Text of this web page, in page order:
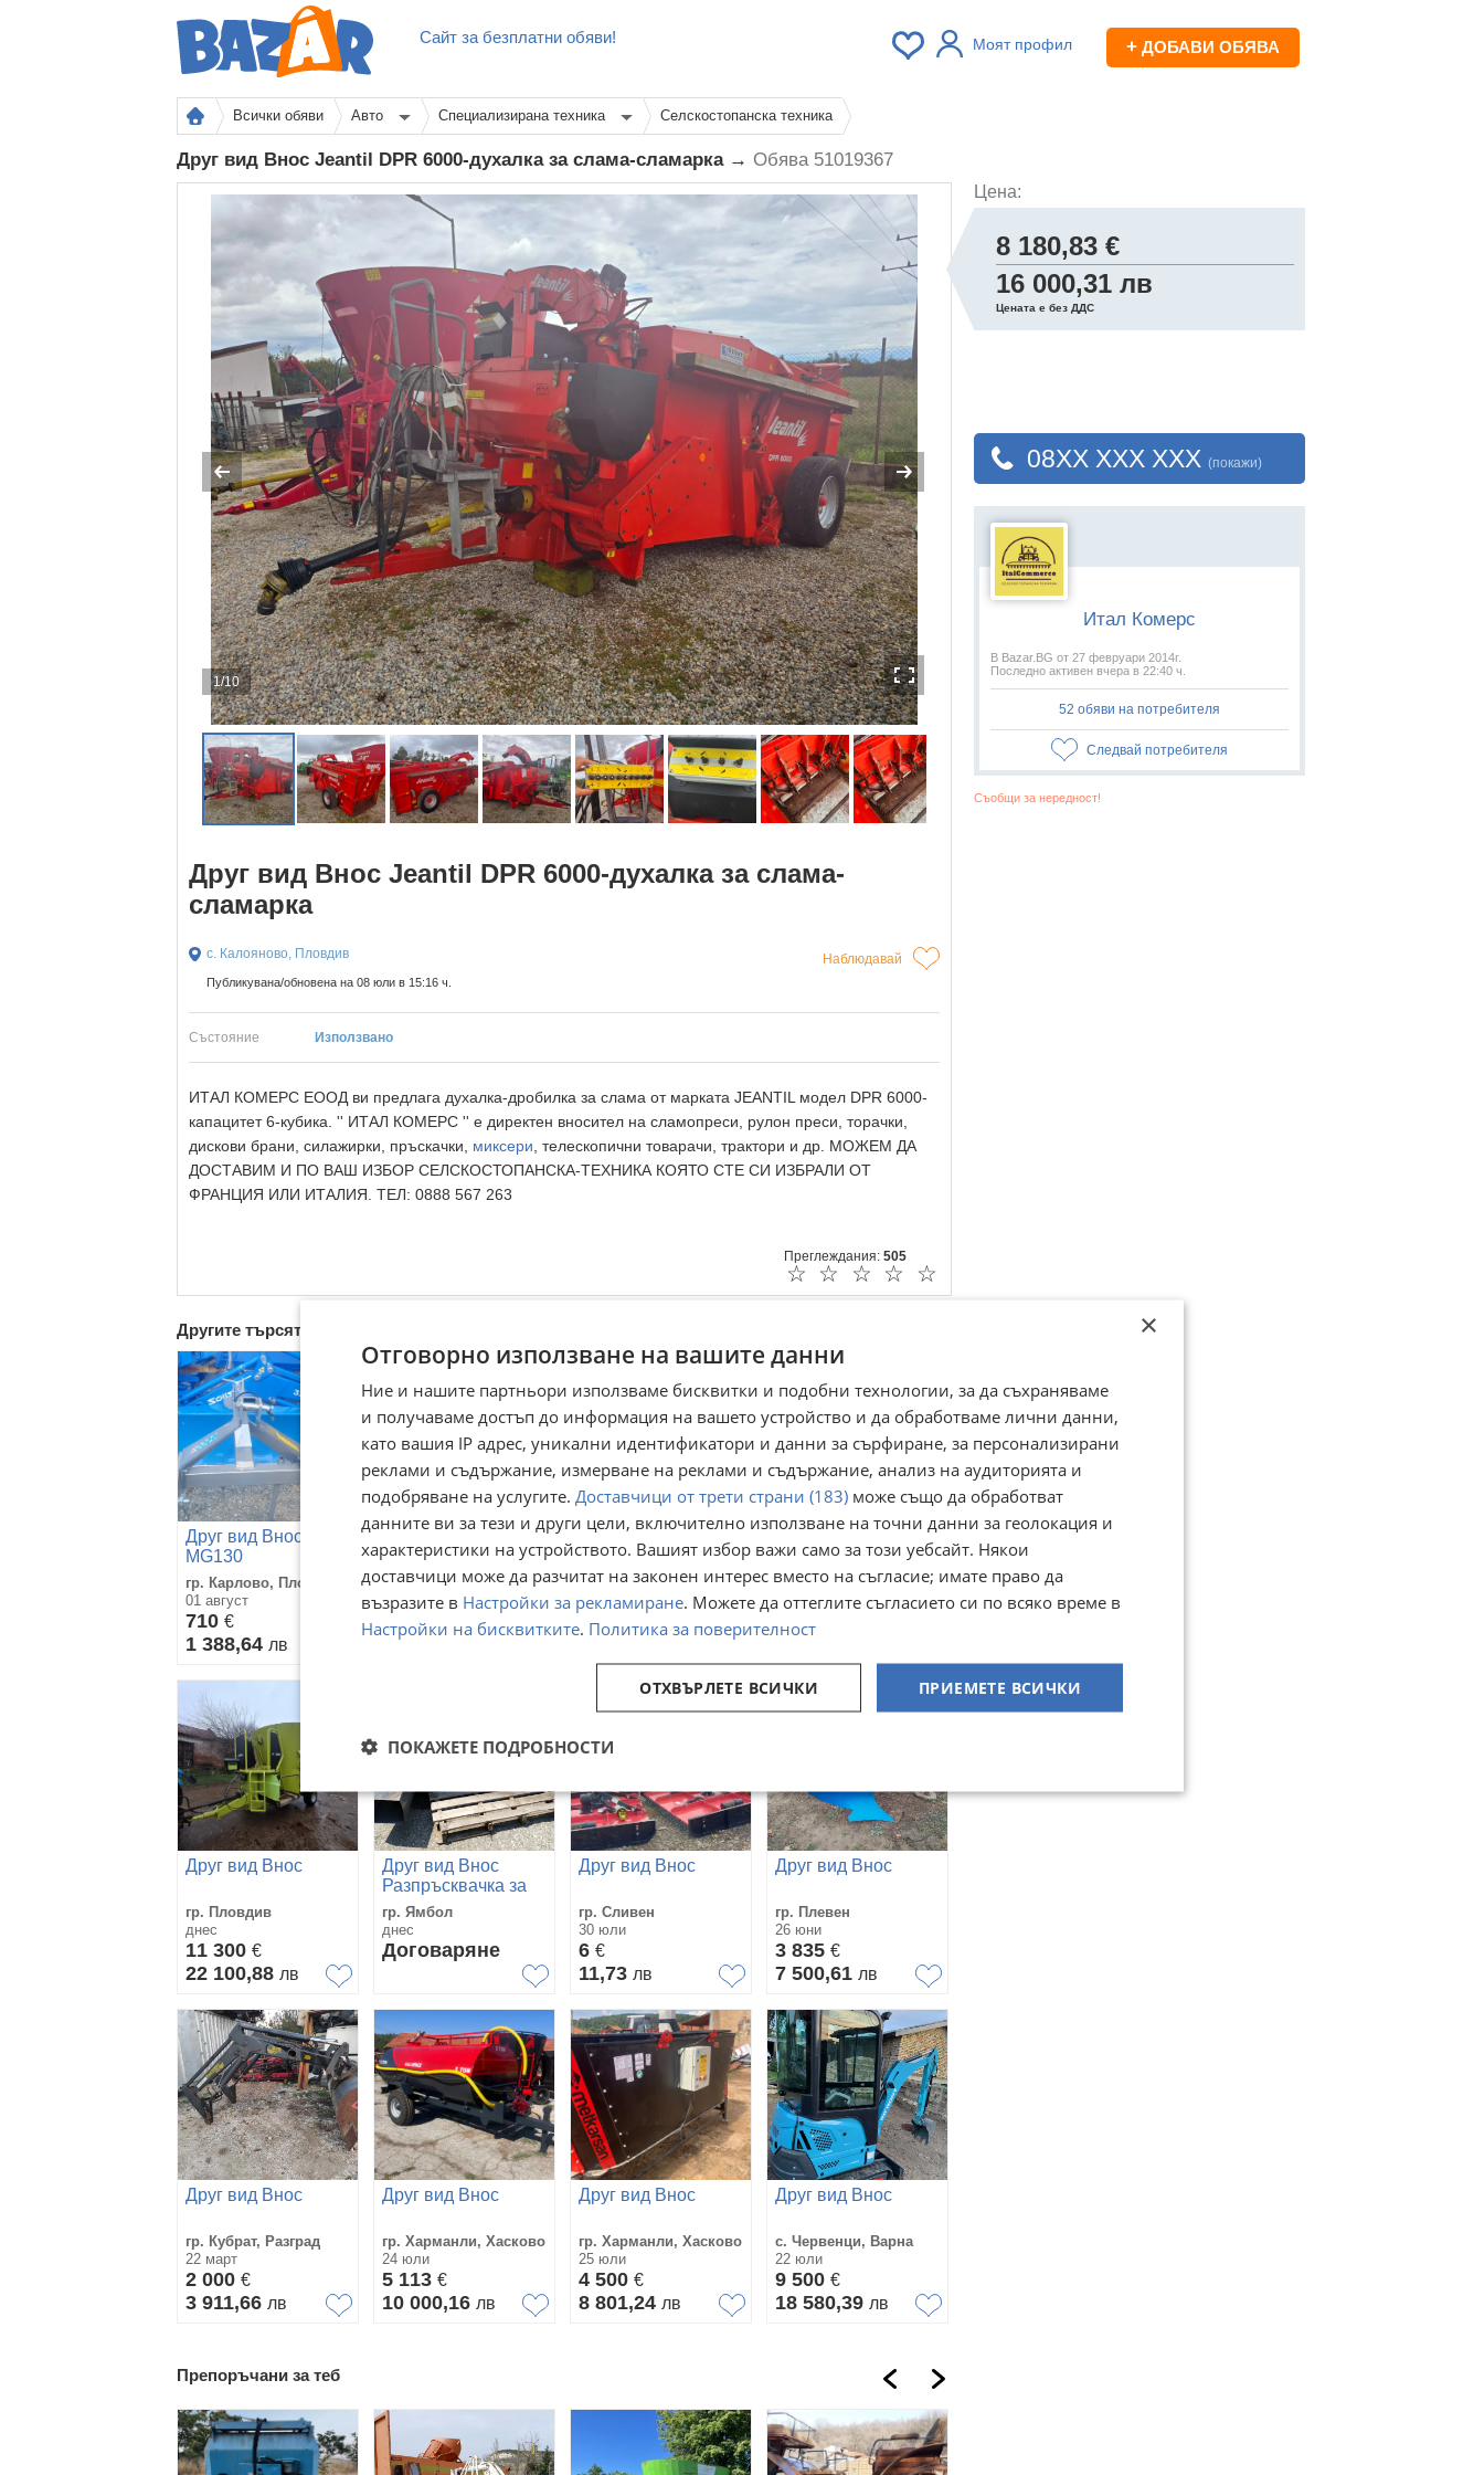
Сайт за безплатни обяви! Моят профил + ДОБАВИ ОБЯВА
Всички обяви Авто Специализирана техника Селскостопанска техника
Друг вид Внос Jeantil DPR 6000-духалка за слама-сламарка → Обява 51019367
1/10
Друг вид Внос Jeantil DPR 6000-духалка за слама-
сламарка
с. Калояново, Пловдив Наблюдавай
Публикувана/обновена на 08 юли в 15:16 ч.
Състояние Използвано
ИТАЛ КОМЕРС ЕООД ви предлага духалка-дробилка за слама от марката JEANTIL модел DPR 6000-
капацитет 6-кубика. '' ИТАЛ КОМЕРС '' е директен вносител на сламопреси, рулон преси, торачки,
дискови брани, силажирки, пръскачки, миксери , телескопични товарачи, трактори и др. МОЖЕМ ДА
ДОСТАВИМ И ПО ВАШ ИЗБОР СЕЛСКОСТОПАНСКА-ТЕХНИКА КОЯТО СТЕ СИ ИЗБРАЛИ ОТ
ФРАНЦИЯ ИЛИ ИТАЛИЯ. ТЕЛ: 0888 567 263
Преглеждания: 505
☆
☆
☆
☆
☆
Другите търсят също
Друг вид Внос
MG130
гр. Карлово, Пловдив
01 август
710 €
1 388,64 лв
Багерно устройство
гр. Карлово, Пловдив
01 август
3 200
6 258,66
Друг вид Внос
BONINO BE 400HD
гр. Вълчи дол, Варна
03 август
25 000
Обеззаразяваща
машина
ЛЬВIВАГРОМАШПРОЕКТ
с. Стожер, Добрич
04 август
Договаряне
Друг вид Внос
гр. Пловдив
днес
11 300 €
22 100,88 лв
Друг вид Внос
Разпръсквачка за
слама- CLAAS
580TT
гр. Ямбол
днес
Договаряне
Друг вид Внос
гр. Сливен
30 юли
6 €
11,73 лв
Друг вид Внос
гр. Плевен
26 юни
3 835 €
7 500,61 лв
Друг вид Внос
гр. Кубрат, Разград
22 март
2 000 €
3 911,66 лв
Друг вид Внос
гр. Харманли, Хасково
24 юли
5 113 €
10 000,16 лв
Друг вид Внос
гр. Харманли, Хасково
25 юли
4 500 €
8 801,24 лв
Друг вид Внос
с. Червенци, Варна
22 юли
9 500 €
18 580,39 лв
Препоръчани за теб
Цена:
8 180,83 €
16 000,31 лв
Цената е без ДДС
08XX XXX XXX (покажи)
Итал Комерс
В Bazar.BG от 27 февруари 2014г.
Последно активен вчера в 22:40 ч.
52 обяви на потребителя
Следвай потребителя
Съобщи за нередност!
×
Отговорно използване на вашите данни
Ние и нашите партньори използваме бисквитки и подобни технологии, за да съхраняваме
и получаваме достъп до информация на вашето устройство и да обработваме лични данни,
като вашия IP адрес, уникални идентификатори и данни за сърфиране, за персонализирани
реклами и съдържание, измерване на реклами и съдържание, анализ на аудиторията и
подобряване на услугите. Доставчици от трети страни (183) може също да обработват
данните ви за тези и други цели, включително използване на точни данни за геолокация и
характеристики на устройството. Вашият избор важи само за този уебсайт. Някои
доставчици може да разчитат на законен интерес вместо на съгласие; имате право да
възразите в Настройки за рекламиране. Можете да оттеглите съгласието си по всяко време в
Настройки на бисквитките. Политика за поверителност
ПРИЕМЕТЕ ВСИЧКИ
ОТХВЪРЛЕТЕ ВСИЧКИ
ПОКАЖЕТЕ ПОДРОБНОСТИ